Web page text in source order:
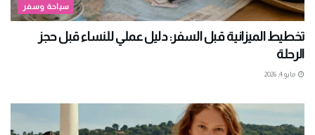
سياحة وسفر
تخطيط الميزانية قبل السفر: دليل عملي للنساء قبل حجز
الرحلة
مايو 4, 2026